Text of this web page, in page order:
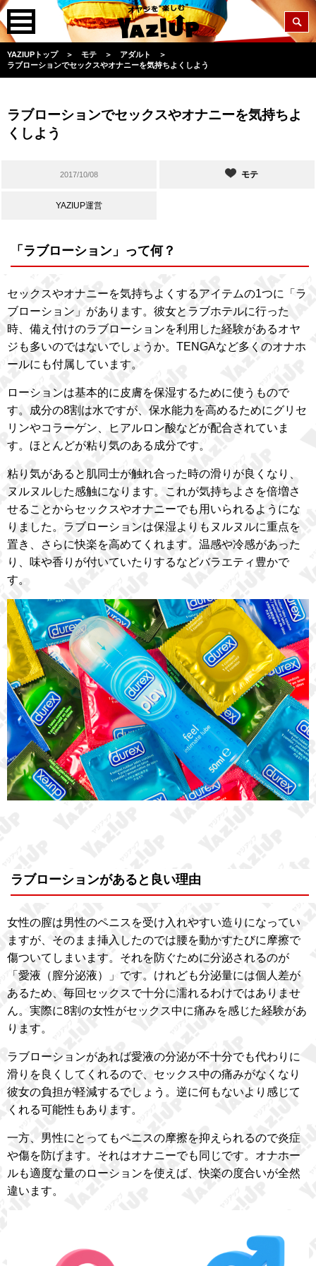
YAZIUPトップ ＞ モテ ＞ アダルト
＞
ラブローションでセックスやオナニーを気持ちよくしよう
ラブローションでセックスやオナニーを気持ちよ
くしよう
2017/10/08 モテ
YAZIUP運営
「ラブローション」って何？
セックスやオナニーを気持ちよくするアイテムの1つに「ラ
ブローション」があります。彼女とラブホテルに行った
時、備え付けのラブローションを利用した経験があるオヤ
ジも多いのではないでしょうか。TENGAなど多くのオナホ
ールにも付属しています。
ローションは基本的に皮膚を保湿するために使うもので
す。成分の8割は水ですが、保水能力を高めるためにグリセ
リンやコラーゲン、ヒアルロン酸などが配合されていま
す。ほとんどが粘り気のある成分です。
粘り気があると肌同士が触れ合った時の滑りが良くなり、
ヌルヌルした感触になります。これが気持ちよさを倍増さ
せることからセックスやオナニーでも用いられるようにな
りました。ラブローションは保湿よりもヌルヌルに重点を
置き、さらに快楽を高めてくれます。温感や冷感があった
り、味や香りが付いていたりするなどバラエティ豊かで
す。
ラブローションがあると良い理由
女性の膣は男性のペニスを受け入れやすい造りになってい
ますが、そのまま挿入したのでは腰を動かすたびに摩擦で
傷ついてしまいます。それを防ぐために分泌されるのが
「愛液（膣分泌液）」です。けれども分泌量には個人差が
あるため、毎回セックスで十分に濡れるわけではありませ
ん。実際に8割の女性がセックス中に痛みを感じた経験があ
ります。
ラブローションがあれば愛液の分泌が不十分でも代わりに
滑りを良くしてくれるので、セックス中の痛みがなくなり
彼女の負担が軽減するでしょう。逆に何もないより感じて
くれる可能性もあります。
一方、男性にとってもペニスの摩擦を抑えられるので炎症
や傷を防げます。それはオナニーでも同じです。オナホー
ルも適度な量のローションを使えば、快楽の度合いが全然
違います。